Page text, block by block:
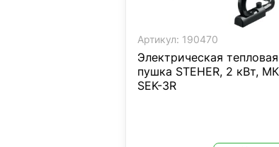
Артикул: 190470
Электрическая тепловая
пушка STEHER, 2 кВт,
SEK-3R